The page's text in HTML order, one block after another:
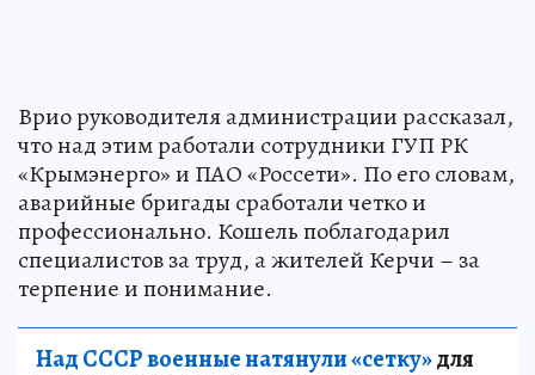
Врио руководителя администрации рассказал,
что над этим работали сотрудники ГУП РК
«Крымэнерго» и ПАО «Россети». По его словам,
аварийные бригады сработали четко и
профессионально. Кошель поблагодарил
специалистов за труд, а жителей Керчи – за
терпение и понимание.
Над СССР военные натянули «сетку»для